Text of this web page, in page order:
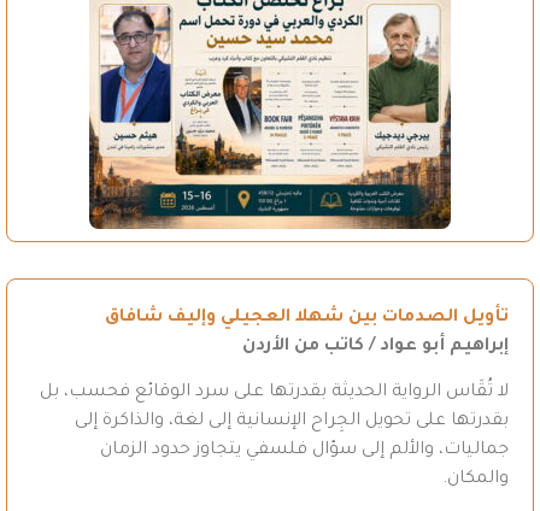
تأويل الصدمات بين شهلا العجيلي وإليف شافاق
إبراهيم أبو عواد / كاتب من الأردن
لا تُقَاس الرواية الحديثة بقدرتها على سرد الوقائع فحسب، بل
بقدرتها على تحويل الجِراح الإنسانية إلى لغة، والذاكرة إلى
جماليات، والألم إلى سؤال فلسفي يتجاوز حدود الزمان
والمكان.